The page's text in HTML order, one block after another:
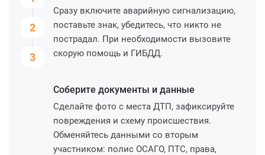
2
3
Сразу включите аварийную сигнализацию,
поставьте знак, убедитесь, что никто не
пострадал. При необходимости вызовите
скорую помощь и ГИБДД.
Соберите документы и данные
Сделайте фото с места ДТП, зафиксируйте
повреждения и схему происшествия.
Обменяйтесь данными со вторым
участником: полис ОСАГО, ПТС, права,